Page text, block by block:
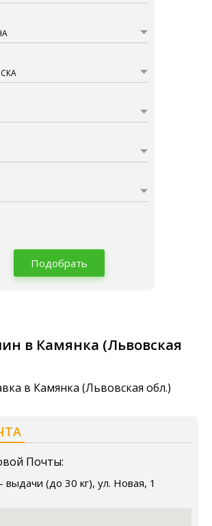
Подобрать
в Камянка (Львовская
в Камянка (Львовская обл.)
Почты:
выдачи (до 30 кг), ул. Новая, 1